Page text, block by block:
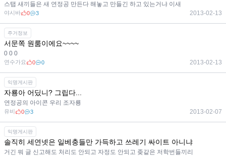
스탭 새끼들은 새 연정공 만든다 해놓고 만들긴 하고 있는거냐 이새
야시바 0 3 2013-02-13
주거정보
서문쪽 원룸이에요~~~~
0 0 0
연수가요 0 0 2013-02-13
익명게시판
자룡아 어딨니? 그립다...
연정공의 아이콘 우리 조자룡
유비 0 3 2013-02-07
익명게시판
솔직히 세연넷은 일베충들만 가득하고 쓰레기 싸이트 아니냐
거긴 뭐 글 신고해도 처리도 안되고 자정도 안되고 좆같은 저학번들끼리